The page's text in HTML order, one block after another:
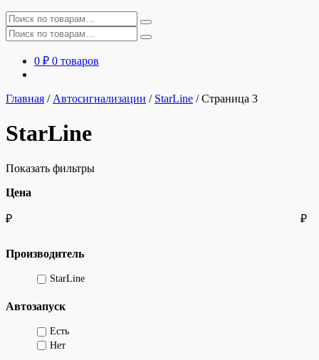
Искать:
Искать:
0 ₽ 0 товаров
Главная / Автосигнализации / StarLine /Страница 3
StarLine
Показать фильтры
Цена
₽ ₽
Производитель
StarLine
Автозапуск
Есть
Нет